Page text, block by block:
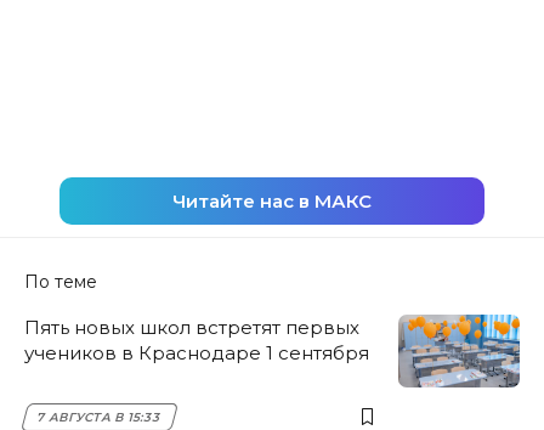
Читайте нас в МАКС
По теме
Пять новых школ встретят первых
учеников в Краснодаре 1 сентября
7 АВГУСТА В 15:33